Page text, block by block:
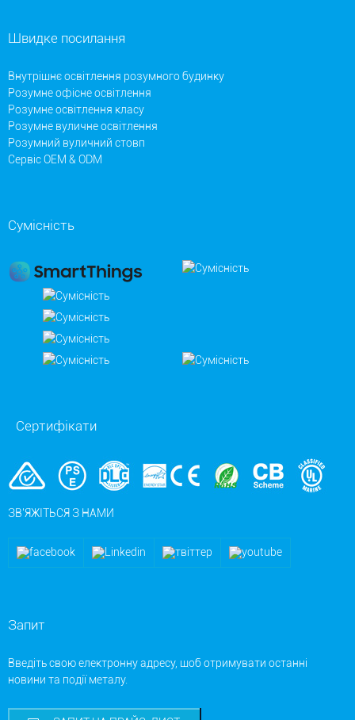
Швидке посилання
Внутрішнє освітлення розумного будинку
Розумне офісне освітлення
Розумне освітлення класу
Розумне вуличне освітлення
Розумний вуличний стовп
Сервіс OEM & ODM
Сумісність
Сертифікати
ЗВ'ЯЖІТЬСЯ З НАМИ
Запит
Введіть свою електронну адресу, щоб отримувати останні
новини та події металу.